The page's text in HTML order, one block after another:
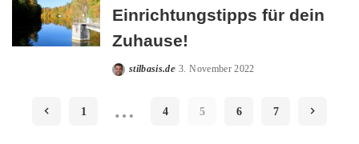
Einrichtungstipps für dein
Zuhause!
Posted
stilbasis.de 3. November 2022
1 … 4 5 6 7